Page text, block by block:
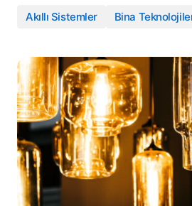
Akıllı Sistemler Bina